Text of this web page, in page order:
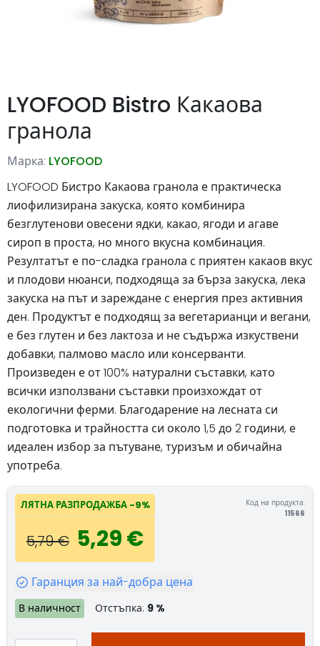
LYOFOOD Bistro Какаова
гранола
Марка: LYOFOOD
LYOFOOD Бистро Какаова гранола е практическа
лиофилизирана закуска, която комбинира
безглутенови овесени ядки, какао, ягоди и агаве
сироп в проста, но много вкусна комбинация.
Резултатът е по-сладка гранола с приятен какаов вкус
и плодови нюанси, подходяща за бърза закуска, лека
закуска на път и зареждане с енергия през активния
ден. Продуктът е подходящ за вегетарианци и вегани,
е без глутен и без лактоза и не съдържа изкуствени
добавки, палмово масло или консерванти.
Произведен е от 100% натурални съставки, като
всички използвани съставки произхождат от
екологични ферми. Благодарение на лесната си
подготовка и трайността си около 1,5 до 2 години, е
идеален избор за пътуване, туризъм и обичайна
употреба.
ЛЯТНА РАЗПРОДАЖБА -9%
5,79 € 5,29 €
Код на продукта:
11566
Гаранция за най-добра цена
В наличност Отстъпка: 9 %